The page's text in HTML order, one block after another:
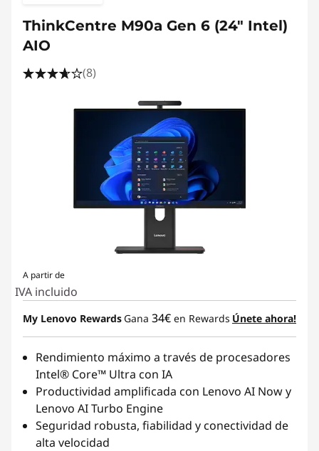
ThinkCentre M90a Gen 6 (24″ Intel)
AIO
(8)
A partir de
IVA incluido
My Lenovo Rewards Gana 34€ en Rewards Únete ahora!
Rendimiento máximo a través de procesadores
Intel® Core™ Ultra con IA
Productividad amplificada con Lenovo AI Now y
Lenovo AI Turbo Engine
Seguridad robusta, fiabilidad y conectividad de
alta velocidad